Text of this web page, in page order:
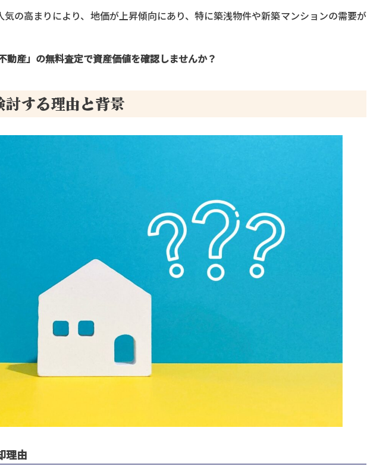
気の高まりにより、地価が上昇傾向にあり、特に築浅物件や新築マンションの需要が
動産」の無料査定で資産価値を確認しませんか？
討する理由と背景
理由